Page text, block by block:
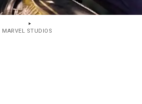
MARVEL STUDIOS